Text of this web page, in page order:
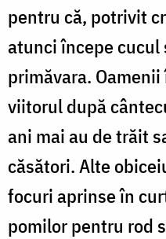
pentru că, potrivit
atunci începe cucul
primăvara.
viitorul după
ani mai au de trăit
căsători. Alte
focuri aprinse în
pomilor pentru rod